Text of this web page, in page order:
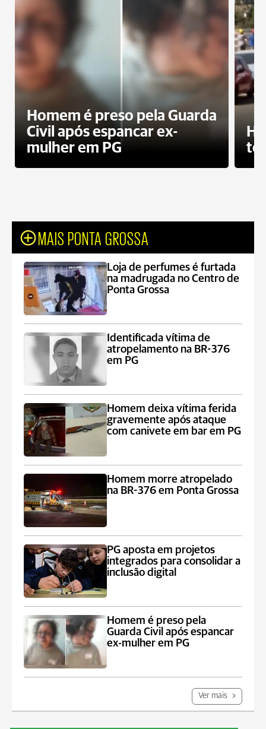
Homem é preso pela Guarda
Civil após espancar ex-
mulher em PG
MAIS PONTA GROSSA
Loja de perfumes é furtada
na madrugada no Centro de
Ponta Grossa
Identificada vítima de
atropelamento na BR-376
em PG
Homem deixa vítima ferida
gravemente após ataque
com canivete em bar em PG
Homem morre atropelado
na BR-376 em Ponta Grossa
PG aposta em projetos
integrados para consolidar a
inclusão digital
Homem é preso pela
Guarda Civil após espancar
ex-mulher em PG
Ver mais